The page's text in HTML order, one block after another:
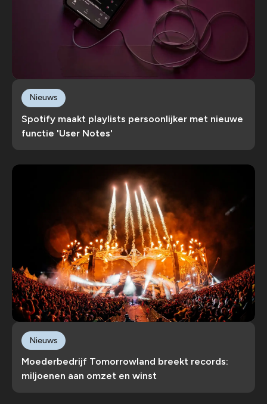
Spotify maakt playlists persoonlijker met nieuwe
functie 'User Notes'
Nieuws
Moederbedrijf Tomorrowland breekt records:
miljoenen aan omzet en winst
Nieuws